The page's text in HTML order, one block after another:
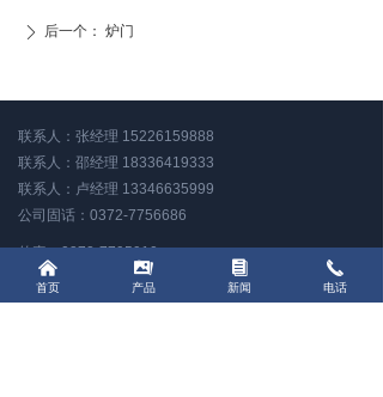
ꄲ 后一个： 炉门
联系人：张经理 15226159888
联系人：邵经理 18336419333
联系人：卢经理 13346635999
公司固话：0372-7756686
传真：0372-7795910
QQ：2700779651
邮箱：ayhdgl@126.com
낀
首页
끡
产品
뀴
新闻
끅
电话